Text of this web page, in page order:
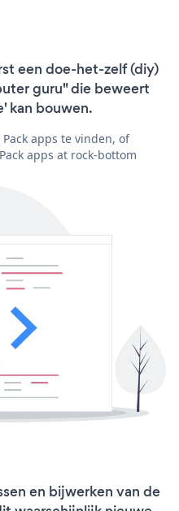
een doe-het-zelf (diy)
guru" die beweert
kan bouwen.
apps te vinden, of
apps at rock-bottom
en bijwerken van de